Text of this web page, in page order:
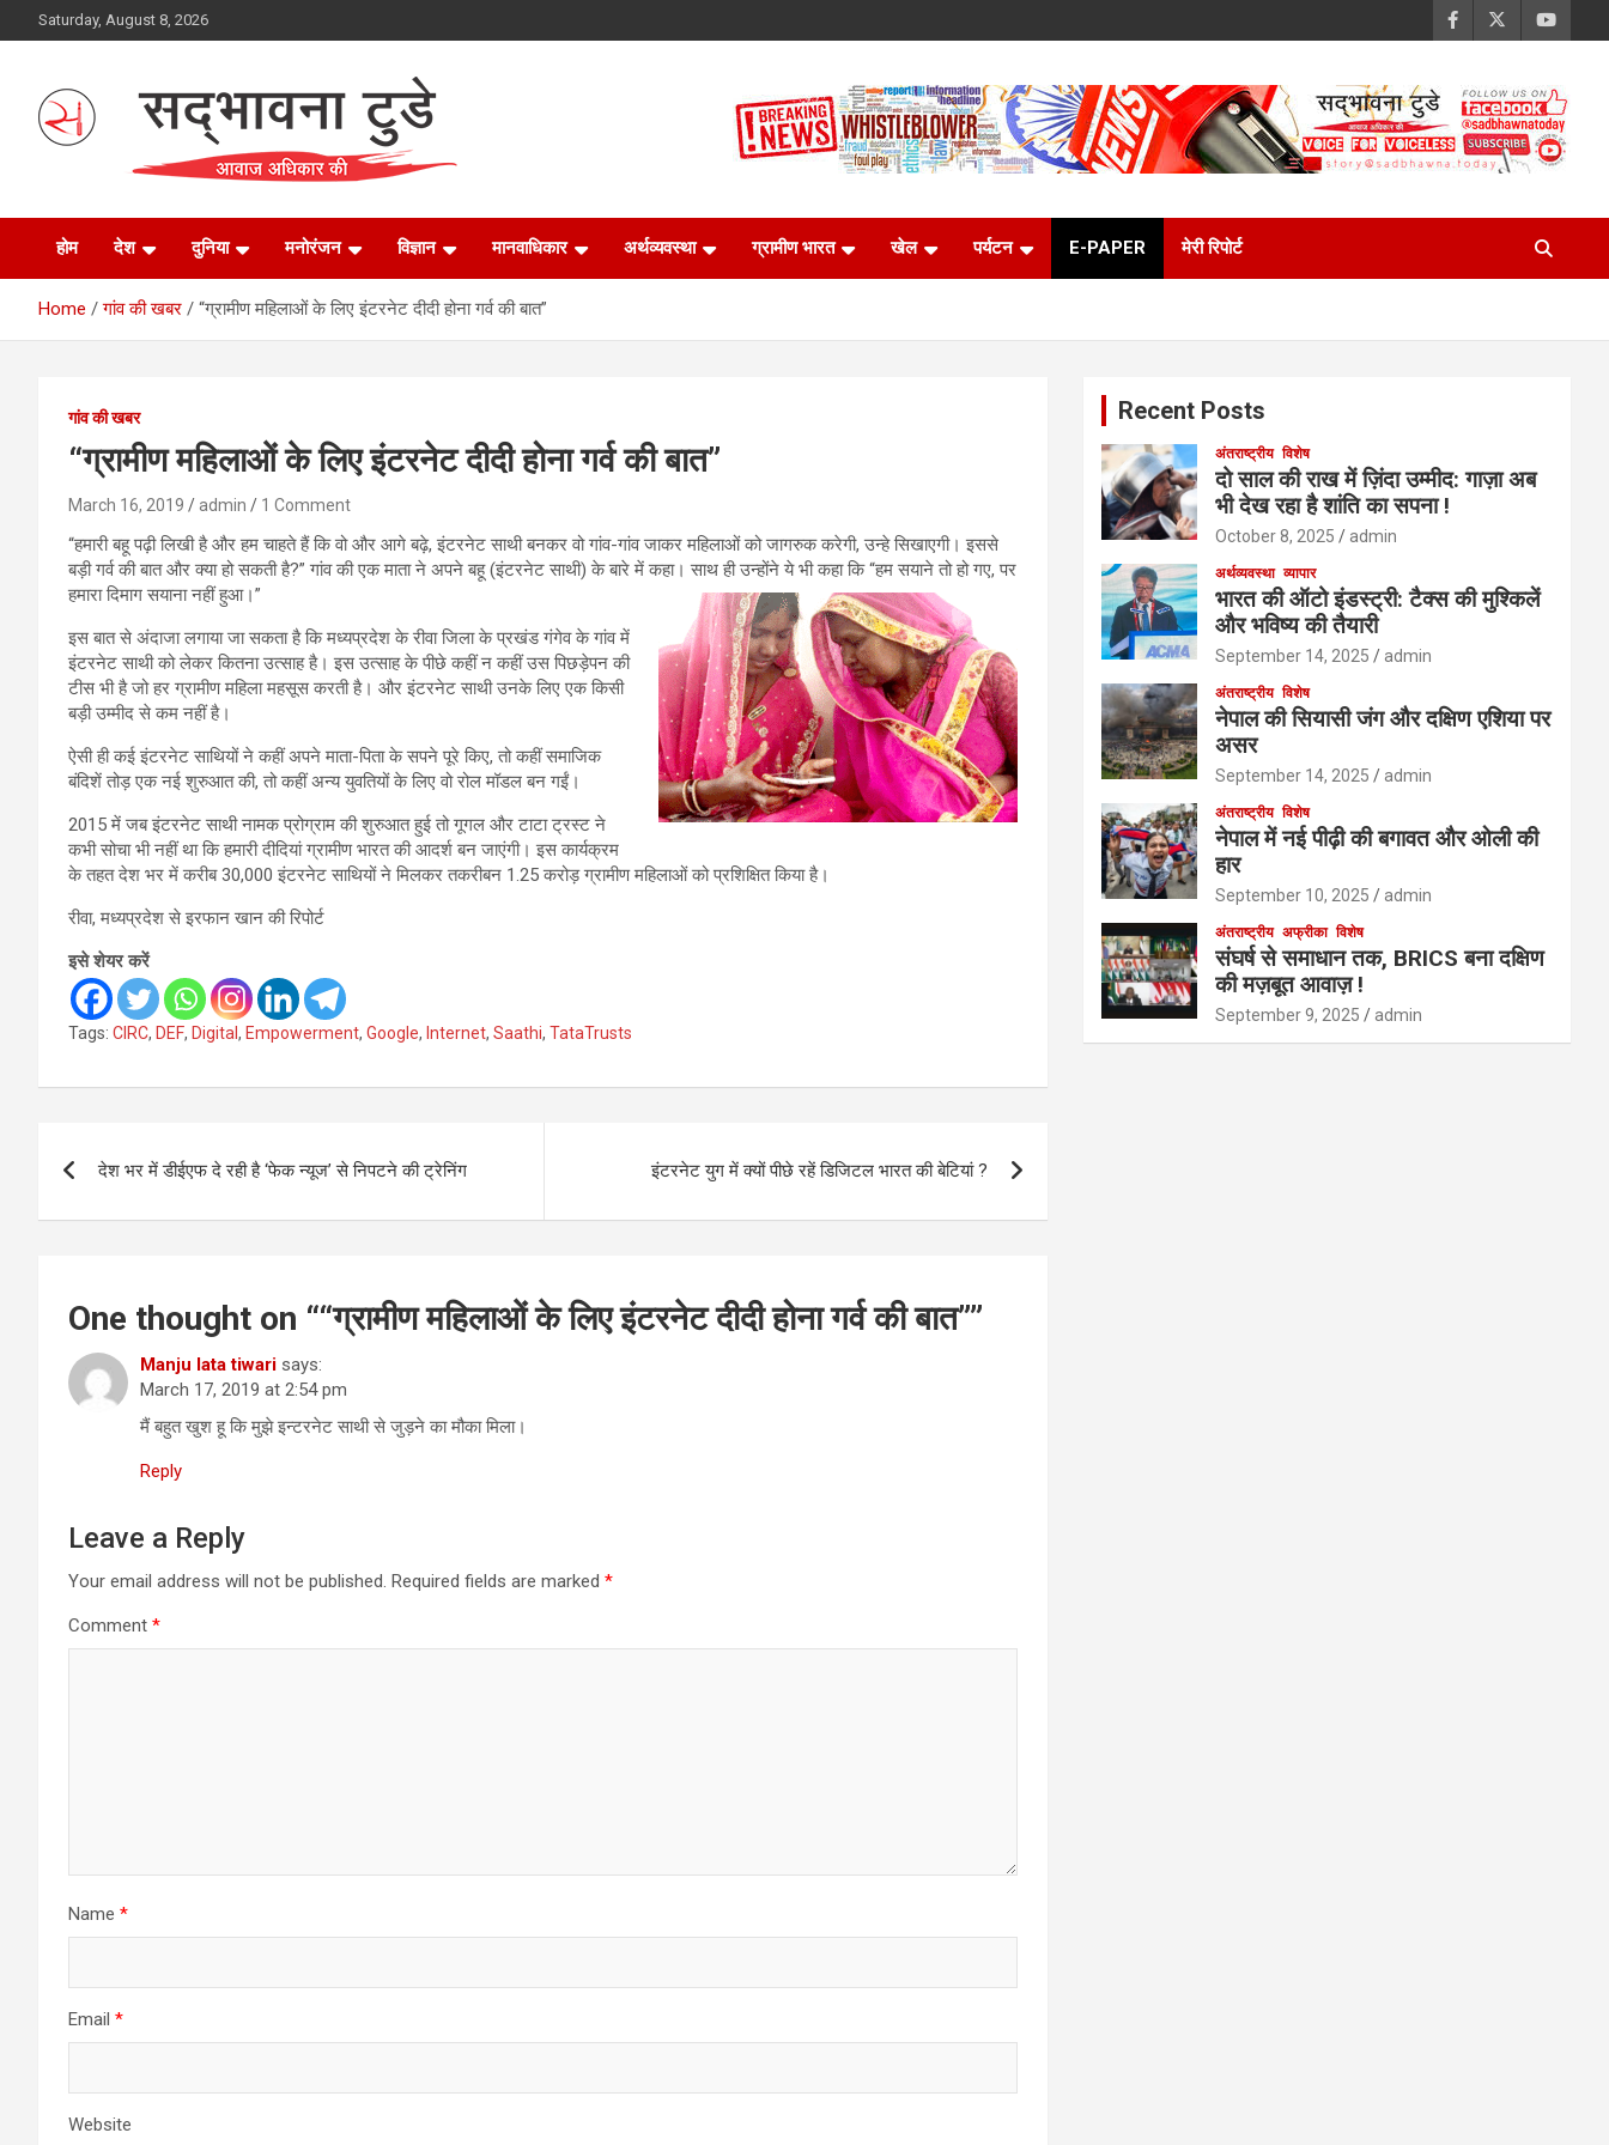
to
Saturday, August 8, 2026
Sadbhawna Today
होम देश दुनिया मनोरंजन विज्ञान मानवाधिकार अर्थव्यवस्था ग्रामीण भारत खेल पर्यटन E-PAPER मेरी रिपोर्ट
Home गांव की खबर “ग्रामीण महिलाओं के लिए इंटरनेट दीदी होना गर्व की बात”
गांव की खबर
“ग्रामीण महिलाओं के लिए इंटरनेट दीदी होना गर्व की बात”
March 16, 2019 admin 1 Comment
“हमारी बहू पढ़ी लिखी है और हम चाहते हैं कि वो और आगे बढ़े, इंटरनेट साथी बनकर वो गांव-गांव जाकर महिलाओं को जागरुक करेगी, उन्हे सिखाएगी। इससे
बड़ी गर्व की बात और क्या हो सकती है?” गांव की एक माता ने अपने बहू (इंटरनेट साथी) के बारे में कहा। साथ ही उन्होंने ये भी कहा कि “हम सयाने तो हो गए, पर
हमारा दिमाग सयाना नहीं हुआ।”
इस बात से अंदाजा लगाया जा सकता है कि मध्यप्रदेश के रीवा जिला के प्रखंड गंगेव के गांव में
इंटरनेट साथी को लेकर कितना उत्साह है। इस उत्साह के पीछे कहीं न कहीं उस पिछड़ेपन की
टीस भी है जो हर ग्रामीण महिला महसूस करती है। और इंटरनेट साथी उनके लिए एक किसी
बड़ी उम्मीद से कम नहीं है।
ऐसी ही कई इंटरनेट साथियों ने कहीं अपने माता-पिता के सपने पूरे किए, तो कहीं समाजिक
बंदिशें तोड़ एक नई शुरुआत की, तो कहीं अन्य युवतियों के लिए वो रोल मॉडल बन गईं।
2015 में जब इंटरनेट साथी नामक प्रोग्राम की शुरुआत हुई तो गूगल और टाटा ट्रस्ट ने
कभी सोचा भी नहीं था कि हमारी दीदियां ग्रामीण भारत की आदर्श बन जाएंगी। इस कार्यक्रम
के तहत देश भर में करीब 30,000 इंटरनेट साथियों ने मिलकर तकरीबन 1.25 करोड़ ग्रामीण महिलाओं को प्रशिक्षित किया है।
रीवा, मध्यप्रदेश से इरफान खान की रिपोर्ट
इसे शेयर करें
Tags: CIRC, DEF, Digital , Empowerment, Google, Internet, Saathi, TataTrusts
navigation
देश भर में डीईएफ दे रही है ‘फेक न्यूज’ से निपटने की ट्रेनिंग इंटरनेट युग में क्यों पीछे रहें डिजिटल भारत की बेटियां ?
One thought on ““ग्रामीण महिलाओं के लिए इंटरनेट दीदी होना गर्व की बात””
Manju lata tiwari says:
March 17, 2019 at 2:54 pm
मैं बहुत खुश हू कि मुझे इन्टरनेट साथी से जुड़ने का मौका मिला।
Reply
Leave a Reply
Your email address will not be published. Required fields are marked *
Comment *
Name *
Email *
Website
Recent Posts
अंतराष्ट्रीय विशेष
दो साल की राख में ज़िंदा उम्मीद: गाज़ा अब
भी देख रहा है शांति का सपना !
October 8, 2025 admin
अर्थव्यवस्था व्यापार
भारत की ऑटो इंडस्ट्री: टैक्स की मुश्किलें
और भविष्य की तैयारी
September 14, 2025 admin
अंतराष्ट्रीय विशेष
नेपाल की सियासी जंग और दक्षिण एशिया पर
असर
September 14, 2025 admin
अंतराष्ट्रीय विशेष
नेपाल में नई पीढ़ी की बगावत और ओली की
हार
September 10, 2025 admin
अंतराष्ट्रीय अफ्रीका विशेष
संघर्ष से समाधान तक, BRICS बना दक्षिण
की मज़बूत आवाज़ !
September 9, 2025 admin